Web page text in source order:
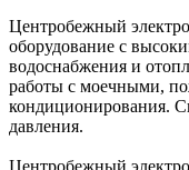
Центробежный
оборудование с
водоснабжения и
работы с моечными,
кондиционирования.
давления.
Центробежный